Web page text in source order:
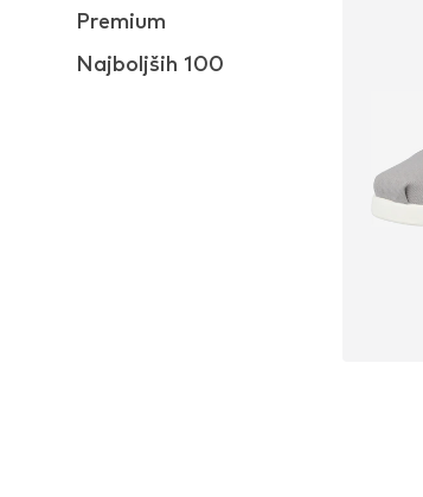
Premium
Najboljših 100